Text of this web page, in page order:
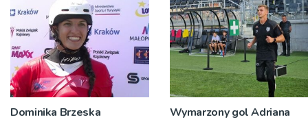
Dominika Brzeska
Wymarzony gol Adriana